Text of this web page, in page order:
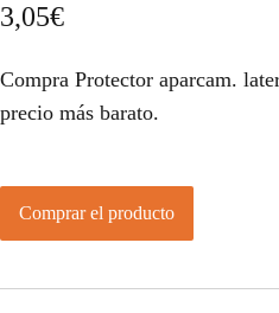
3,05€
Compra Protector aparcam.
precio más barato.
Comprar el producto